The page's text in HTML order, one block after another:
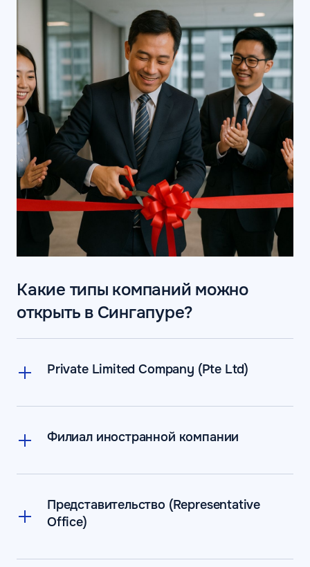
Какие типы компаний можно
открыть в Сингапуре?
Private Limited Company (Pte Ltd)
Филиал иностранной компании
Представительство (Representative
Office)